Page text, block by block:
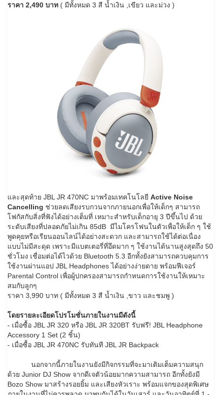
ราคา 2,490 บาท ( มีทั้งหมด 3 สี น้ำเงิน ,เขียว และม่วง )
และสุดท้าย JBL JR 470NC มาพร้อมเทคโนโลยี Active Noise
Cancelling ช่วยลดเสียงรบกวนจากภายนอกเพื่อให้เด็กๆ สามารถ
โฟกัสกับสิ่งที่ฟังได้อย่างเต็มที่ เหมาะสำหรับเด็กอายุ 3 ปีขึ้นไป ด้วย
ระดับเสียงที่ปลอดภัยไม่เกิน 85dB มีไมโครโฟนในตัวเพื่อให้เด็ก ๆ ใช้
พูดคุยหรือเรียนออนไลน์ได้อย่างสะดวก และสามารถใช้ได้ต่อเนื่อง
แบบไม่มีสะดุด เพราะมีแบตเตอรี่ที่อึดมาก ๆ ใช้งานได้นานสูงสุดถึง 50
ชั่วโมง เชื่อมต่อได้ไวด้วย Bluetooth 5.3 อีกทั้งยังสามารถควบคุมการ
ใช้งานผ่านแอป JBL Headphones ได้อย่างง่ายดาย พร้อมฟีเจอร์
Parental Control เพื่อผู้ปกครองสามารถกำหนดการใช้งานให้เหมาะ
สมกับลูกๆ
ราคา 3,990 บาท ( มีทั้งหมด 3 สี น้ำเงิน ,ขาว และชมพู )
โดยรายละเอียดโปรโมชั่นภายในงานมีดังนี้
- เมื่อซื้อ JBL JR 320 หรือ JBL JR 320BT รับฟรี! JBL Headphone
Accessory 1 Set (2 ชิ้น)
- เมื่อซื้อ JBL JR 470NC รับทันที JBL JR Backpack
นอกจากนี้ภายในงานยังมีกิจกรรมที่จะมาเติมเต็มความสนุก
ด้วย Junior DJ Show จากดีเจตัวน้อยมากความสามารถ อีกทั้งยังมี
Bozo Show มาสร้างรอยยิ้ม และเสียงหัวเราะ พร้อมแจกของสุดพิเศษ